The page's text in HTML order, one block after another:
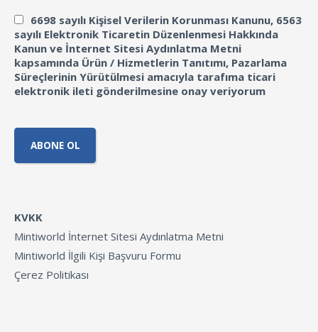
6698 sayılı Kişisel Verilerin Korunması Kanunu, 6563
sayılı Elektronik Ticaretin Düzenlenmesi Hakkında
Kanun ve İnternet Sitesi Aydınlatma Metni
kapsamında Ürün / Hizmetlerin Tanıtımı, Pazarlama
Süreçlerinin Yürütülmesi amacıyla tarafıma ticari
elektronik ileti gönderilmesine onay veriyorum
KVKK
Mintiworld İnternet Sitesi Aydınlatma Metni
Mintiworld İlgili Kişi Başvuru Formu
Çerez Politikası